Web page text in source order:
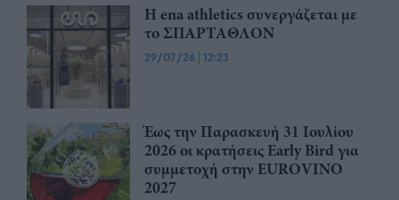
Η ena athletics συνεργάζεται με
το ΣΠΑΡΤΑΘΛΟΝ
29/07/26 | 12:23
Έως την Παρασκευή 31 Ιουλίου
2026 οι κρατήσεις Early Bird για
συμμετοχή στην EUROVINO
2027